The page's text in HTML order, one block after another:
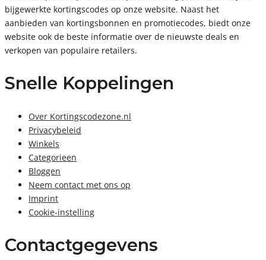
bijgewerkte kortingscodes op onze website. Naast het
aanbieden van kortingsbonnen en promotiecodes, biedt onze
website ook de beste informatie over de nieuwste deals en
verkopen van populaire retailers.
Snelle Koppelingen
Over Kortingscodezone.nl
Privacybeleid
Winkels
Categorieen
Bloggen
Neem contact met ons op
Imprint
Cookie-instelling
Contactgegevens